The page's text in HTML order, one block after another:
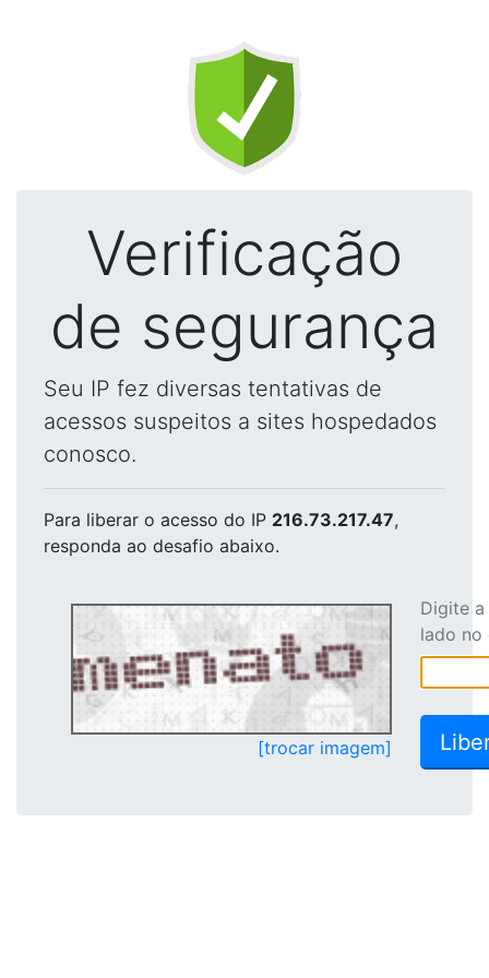
Verificação
de segurança
Seu IP fez diversas tentativas de
acessos suspeitos a sites hospedados
conosco.
Para liberar o acesso do IP 216.73.217.47,
responda ao desafio abaixo.
[trocar imagem]
Digite
lado no